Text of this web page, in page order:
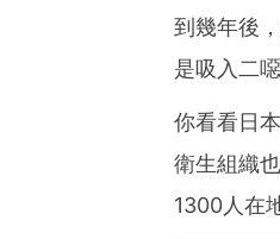
到幾年後
是吸入二
你看看日
衛生組織
1300人在